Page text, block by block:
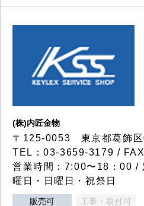
(株)内匠金物
〒125-0053 東京都葛飾
TEL：03-3659-3179 /
営業時間：7:00〜18：00 /
曜日・日曜日・祝祭日
販売可 工事・取付可